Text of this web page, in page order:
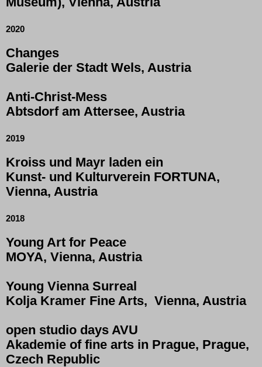
2020
Changes
Galerie der Stadt Wels, Austria
Anti-Christ-Mess
Abtsdorf am Attersee, Austria
2019
Kroiss und Mayr laden ein
Kunst- und Kulturverein FORTUNA,
Vienna, Austria
2018
Young Art for Peace
MOYA, Vienna, Austria
Young Vienna Surreal
Kolja Kramer Fine Arts, Vienna, Austria
open studio days AVU
Akademie of fine arts in Prague, Prague,
Czech Republic